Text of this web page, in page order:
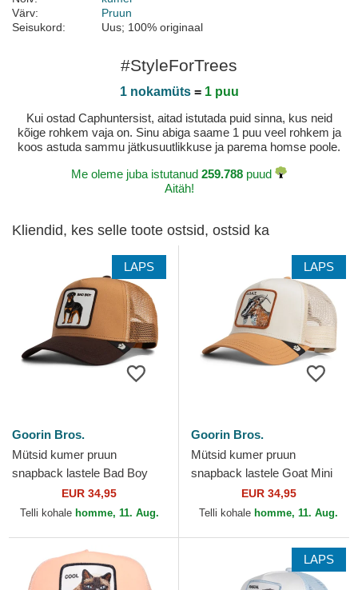
Värv:
Pruun
Seisukord:
Uus; 100% originaal
#StyleForTrees
1 nokamüts= 1 puu
Kui ostad Caphuntersist, aitad istutada puid sinna, kus neid
kõige rohkem vaja on. Sinu abiga saame 1 puu veel rohkem ja
koos astuda sammu jätkusuutlikkuse ja parema homse poole.
Me oleme juba istutanud 259.788 puud
Aitäh!
Kliendid, kes selle toote ostsid, ostsid ka
LAPS
Goorin Bros.
Mütsid kumer pruun
snapback lastele Bad Boy
Mini The Farm Goorin Bros.
EUR 34,95
Telli kohale homme, 11. Aug.
LAPS
Goorin Bros.
Mütsid kumer pruun
snapback lastele Goat Mini
The Farm Goorin Bros.
EUR 34,95
Telli kohale homme, 11. Aug.
LAPS